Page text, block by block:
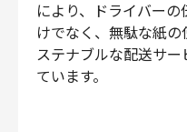
により、ドライバー
けでなく、無駄な紙
ステナブルな配送サ
ています。